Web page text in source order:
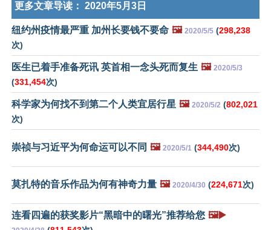
更多文章导读： 2020年5月3日
纽约州疫情最严重 加州长要钱不要命 🖼️ 2020/5/5 (298,238
次)
医生已着手准备死讯 英首相一念头死而复生 🖼️ 2020/5/3
(331,454次)
科学家为何找不到第二个人类宜居行星 🖼️ 2020/5/2 (802,021
次)
崇祯与习近平为何命运可以不同 🖼️ 2020/5/1 (344,490次)
莫扎特的音乐作品为何有神奇力量 🖼️ 2020/4/30 (224,671次)
连看四遍的获奖影片“黑暗中的曙光”推荐给您 🖼️▶️